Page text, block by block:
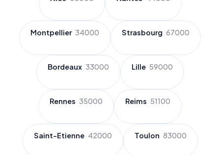
Montpellier 34000 Strasbourg 67000
Bordeaux 33000 Lille 59000
Rennes 35000 Reims 51100
Saint-Etienne 42000 Toulon 83000